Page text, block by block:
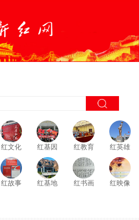
红文化 红基因 红教育 红英雄
红故事 红基地 红书画 红映像